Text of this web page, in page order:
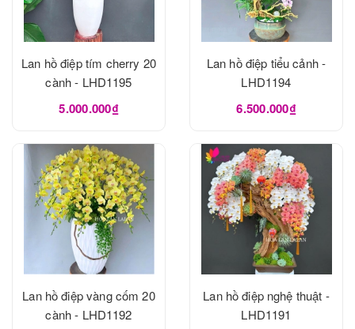
Lan hồ điệp tím cherry 20
cành - LHD1195
5.000.000₫
Lan hồ điệp tiểu cảnh -
LHD1194
6.500.000₫
Lan hồ điệp vàng cốm 20
cành - LHD1192
Lan hồ điệp nghệ thuật -
LHD1191